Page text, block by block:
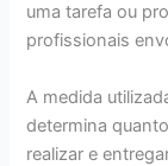
uma tarefa ou
profissionais
A medida
determina
realizar e